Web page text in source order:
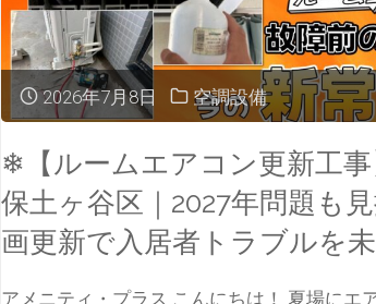
2026年7月8日 空調設備
❄【ルームエアコン更新工
保土ヶ谷区｜2027年問題も
画更新で入居者トラブルを
アメニティ・プラス こんにちは！ 夏場にエ